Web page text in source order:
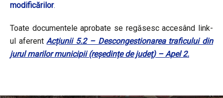
modificărilor.
Toate documentele aprobate se regăsesc accesând link-
ul aferent Acțiunii 5.2 – Descongestionarea traficului din
jurul marilor municipii (reședințe de județ) – Apel 2.